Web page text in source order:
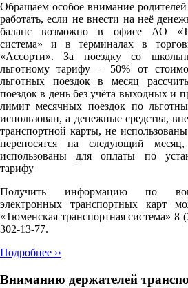
Обращаем особое внимание родителей
работать, если не внести на неё
баланс возможно в офисе АО
система» и в терминалах в
«Ассорти». За поездку со
льготному тарифу – 50% от
льготных поездок в месяц
поездок в день без учёта выходных и
лимит месячных поездок по
использован, а денежные средства,
транспортной карты, не
переносятся на следующий
использованы для оплаты по
тарифу
Получить информацию по
электронных транспортных карт
«Тюменская транспортная система» 8
302-13-77.
Подробнее ››
Вниманию держателей